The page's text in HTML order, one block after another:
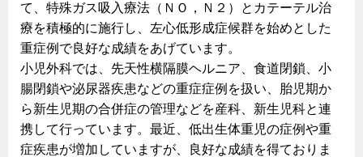
て、特殊ガス吸入療法（ＮＯ，Ｎ２）とカテーテル治
療を積極的に施行し、左心低形成症候群を始めとした
重症例で良好な成績をあげています。
小児外科では、先天性横隔膜ヘルニア、食道閉鎖、小
腸閉鎖や泌尿器疾患などの重症症例を扱い、胎児期か
ら新生児期の合併症の管理などを産科、新生児科と連
携して行っています。最近、低出生体重児の症例や重
症疾患が増加していますが、良好な成績を得ておりま